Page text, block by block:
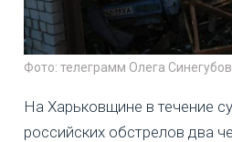
Фото: телеграмм Олега
На Харьковщине в течение
российских обстрелов два